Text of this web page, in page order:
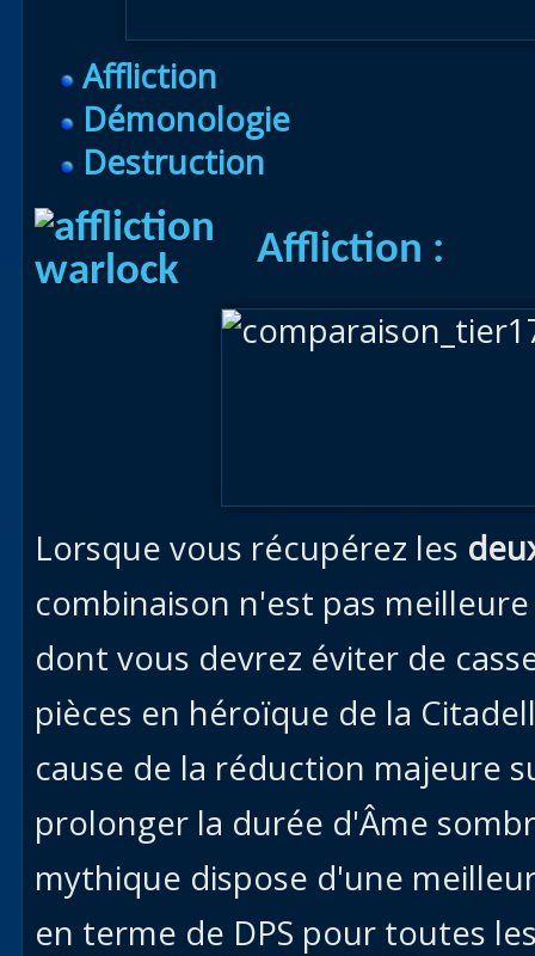
Affliction
Démonologie
Destruction
Affliction :
Lorsque vous récupérez les
combinaison n'est pas
dont vous devrez éviter de
pièces en héroïque de la
cause de la réduction majeure
prolonger la durée d'Âme
mythique dispose d'une
en terme de DPS pour toutes